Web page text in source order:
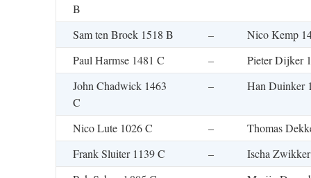
B
Sam ten Broek 1518 B –
Nico Kemp
Paul Harmse 1481 C
–
Pieter Dijker
John Chadwick 1463
C
– Han Duinker
Nico Lute 1026 C –
Thomas
Frank Sluiter 1139 C
–
Ischa